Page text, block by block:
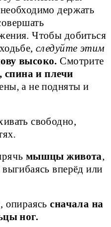
держать
Чтобы добиться
следуйте этим
высоко.Смотрите
и плечи
а не подняты и
свободно,
мышцы живота,
вперёд или
опираясьсначала на
ног.